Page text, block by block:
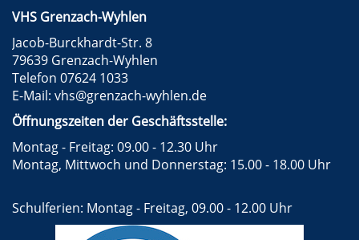
VHS Grenzach-Wyhlen
Jacob-Burckhardt-Str. 8
79639 Grenzach-Wyhlen
Telefon 07624 1033
E-Mail: vhs@grenzach-wyhlen.de
Öffnungszeiten der Geschäftsstelle:
Montag - Freitag: 09.00 - 12.30 Uhr
Montag, Mittwoch und Donnerstag: 15.00 - 18.00 Uhr
Schulferien: Montag - Freitag, 09.00 - 12.00 Uhr